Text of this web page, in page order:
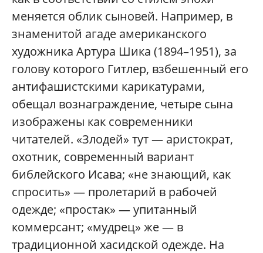
меняется облик сыновей. Например, в
знаменитой агаде американского
художника Артура Шика (1894–1951), за
голову которого Гитлер, взбешенный его
антифашистскими карикатурами,
обещал вознаграждение, четыре сына
изображены как современники
читателей. «Злодей» тут — аристократ,
охотник, современный вариант
библейского Исава; «не знающий, как
спросить» — пролетарий в рабочей
одежде; «простак» — упитанный
коммерсант; «мудрец» же — в
традиционной хасидской одежде. На